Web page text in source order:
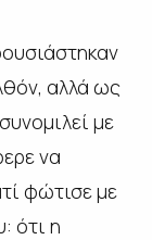
αλλά ως
με
να
φώτισε με
ότι η